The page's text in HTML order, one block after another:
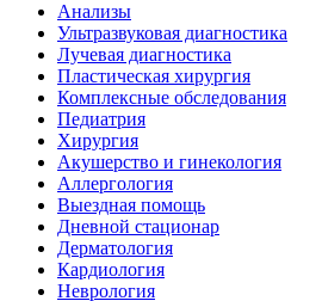
Анализы
Ультразвуковая диагностика
Лучевая диагностика
Пластическая хирургия
Комплексные обследования
Педиатрия
Хирургия
Акушерство и гинекология
Аллергология
Выездная помощь
Дневной стационар
Дерматология
Кардиология
Неврология